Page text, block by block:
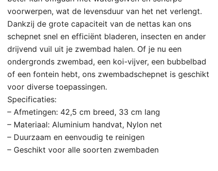
voorwerpen, wat de levensduur van het net verlengt.
Dankzij de grote capaciteit van de nettas kan ons
schepnet snel en efficiënt bladeren, insecten en ander
drijvend vuil uit je zwembad halen. Of je nu een
ondergronds zwembad, een koi-vijver, een bubbelbad
of een fontein hebt, ons zwembadschepnet is geschikt
voor diverse toepassingen.
Specificaties:
– Afmetingen: 42,5 cm breed, 33 cm lang
– Materiaal: Aluminium handvat, Nylon net
– Duurzaam en eenvoudig te reinigen
– Geschikt voor alle soorten zwembaden